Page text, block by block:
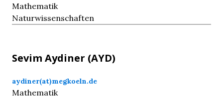
Mathematik
Naturwissenschaften
Sevim Aydiner (AYD)
aydiner(at)megkoeln.de
Mathematik